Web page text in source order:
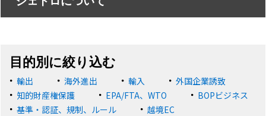
目的別に絞り込む
輸出 海外進出 輸入
外国企業誘致
知的財産権保護
EPA/FTA、WTO
BOPビジネス
基準・認証、規制、ルール
越境EC